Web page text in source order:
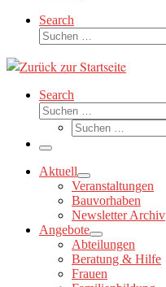
Search
Suche
Search
Suche
Suche
Menü
Aktuell
Veranstaltungen
Bauvorhaben
Newsletter Archiv
Angebote
Abteilungen
Beratung & Hilfe
Frauen